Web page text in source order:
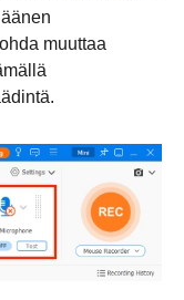
muuttaa